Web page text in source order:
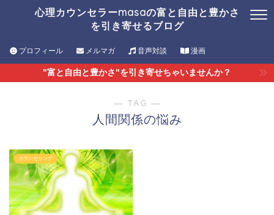
心理カウンセラーmasaの富と自由と豊かさ
を引き寄せるブログ
プロフィール メルマガ 音声対談 漫画
"富と自由と豊かさ"を引き寄せちゃいませんか？
― TAG ―
人間関係の悩み
カウンセリング